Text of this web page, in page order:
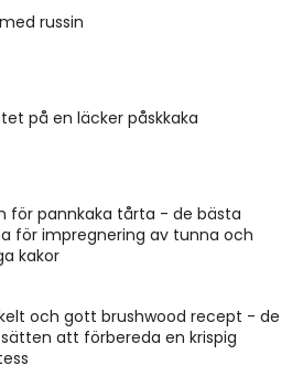
russin
på en läcker påskkaka
för pannkaka tårta - de bästa
för impregnering av tunna och
kakor
och gott brushwood recept - de
att förbereda en krispig